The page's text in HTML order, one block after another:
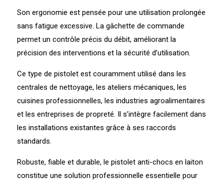
Son ergonomie est pensée pour une utilisation prolongée
sans fatigue excessive. La gâchette de commande
permet un contrôle précis du débit, améliorant la
précision des interventions et la sécurité d’utilisation.
Ce type de pistolet est couramment utilisé dans les
centrales de nettoyage, les ateliers mécaniques, les
cuisines professionnelles, les industries agroalimentaires
et les entreprises de propreté. Il s’intègre facilement dans
les installations existantes grâce à ses raccords
standards.
Robuste, fiable et durable, le pistolet anti-chocs en laiton
constitue une solution professionnelle essentielle pour